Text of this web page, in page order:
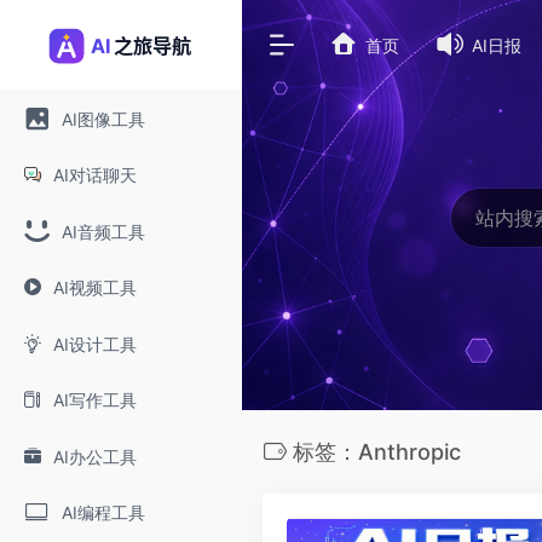
AI图像工具
AI对话聊天
AI音频工具
AI视频工具
AI设计工具
AI写作工具
AI办公工具
AI编程工具
首页 AI日报
标签：Anthropic